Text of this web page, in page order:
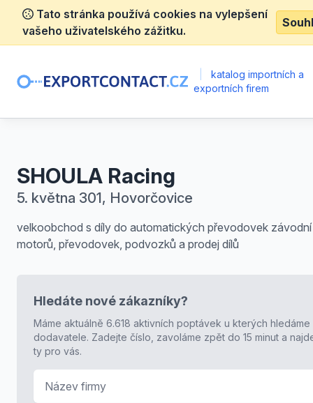
Tato stránka používá cookies na vylepšení
vašeho uživatelského zážitku.
katalog importních a
exportních firem
SHOULA Racing
5. května 301, Hovorčovice
velkoobchod s díly do automatických převodovek
motorů, převodovek, podvozků a prodej dílů
Hledáte nové zákazníky?
Máme aktuálně 6.618 aktivních poptávek u kterých hledáme
dodavatele. Zadejte číslo, zavoláme zpět do 15 minut a
ty pro vás.